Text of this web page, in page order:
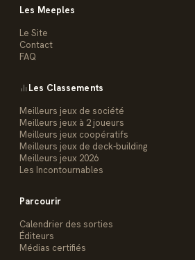
Les Meeples
Le Site
Contact
FAQ
Les Classements
Meilleurs jeux de société
Meilleurs jeux à 2 joueurs
Meilleurs jeux coopératifs
Meilleurs jeux de deck-building
Meilleurs jeux 2026
Les Incontournables
Parcourir
Calendrier des sorties
Éditeurs
Médias certifiés